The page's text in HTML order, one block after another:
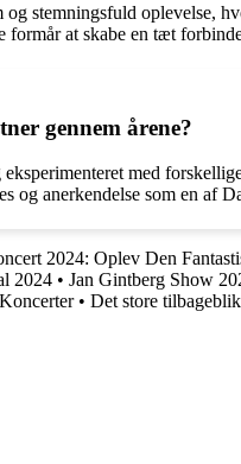
stemningsfuld oplevelse,
at skabe en tæt
gennem årene?
med
og anerkendelse som en af
2024: Oplev Den
2024 • Jan Gintberg Show
• Det store